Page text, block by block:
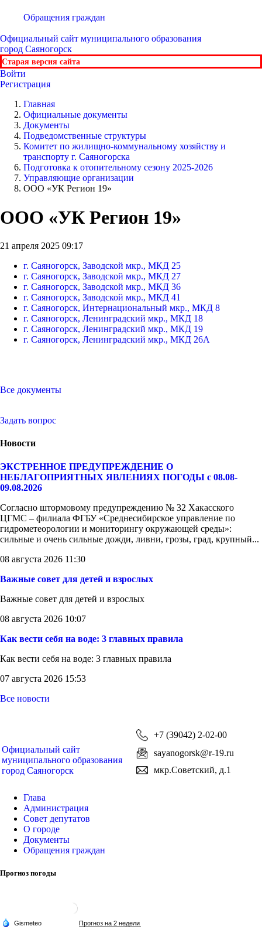
Обращения граждан
Официальный сайт муниципального образования
город Саяногорск
Старая версия сайта
Войти
Регистрация
Главная
Официальные документы
Документы
Подведомственные структуры
Комитет по жилищно-коммунальному хозяйству и
транспорту г. Саяногорска
Подготовка к отопительному сезону 2025-2026
Управляющие организации
ООО «УК Регион 19»
ООО «УК Регион 19»
21 апреля 2025 09:17
г. Саяногорск, Заводской мкр., МКД 25
г. Саяногорск, Заводской мкр., МКД 27
г. Саяногорск, Заводской мкр., МКД 36
г. Саяногорск, Заводской мкр., МКД 41
г. Саяногорск, Интернациональный мкр., МКД 8
г. Саяногорск, Ленинградский мкр., МКД 18
г. Саяногорск, Ленинградский мкр., МКД 19
г. Саяногорск, Ленинградский мкр., МКД 26А
Все документы
Задать вопрос
Новости
ЭКСТРЕННОЕ ПРЕДУПРЕЖДЕНИЕ О
НЕБЛАГОПРИЯТНЫХ ЯВЛЕНИЯХ ПОГОДЫ с 08.08-
09.08.2026
Согласно штормовому предупреждению № 32 Хакасского
ЦГМС – филиала ФГБУ «Среднесибирское управление по
гидрометеорологии и мониторингу окружающей среды»:
сильные и очень сильные дожди, ливни, грозы, град, крупный...
08 августа 2026 11:30
Важные совет для детей и взрослых
Важные совет для детей и взрослых
08 августа 2026 10:07
Как вести себя на воде: 3 главных правила
Как вести себя на воде: 3 главных правила
07 августа 2026 15:53
Все новости
Официальный сайт
муниципального образования
город Саяногорск
+7 (39042) 2-02-00
sayanogorsk@r-19.ru
мкр.Советский, д.1
Глава
Администрация
Совет депутатов
О городе
Документы
Обращения граждан
Прогноз погоды